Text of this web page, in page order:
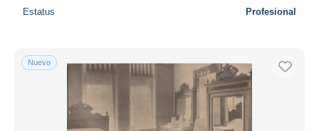
Estatus Profesional
Nuevo